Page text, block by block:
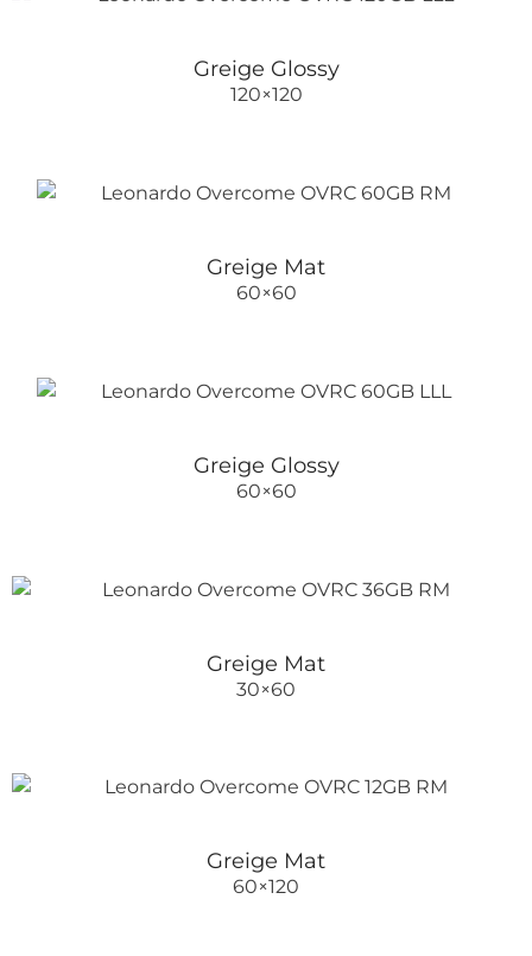
Greige Glossy
120×120
Greige Mat
60×60
Greige Glossy
60×60
Greige Mat
30×60
Greige Mat
60×120